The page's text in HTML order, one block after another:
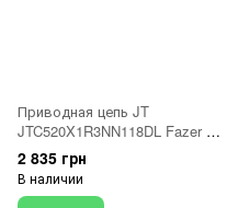
Приводная цепь JT
JTC520X1R3NN118DL Fazer FZ
6 S2 / ABS
2 835 грн
В наличии